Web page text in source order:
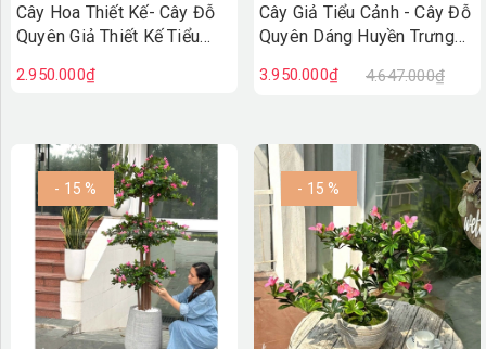
Cây Hoa Thiết Kế- Cây Đỗ
Quyên Giả Thiết Kế Tiểu
(2m)- CC1174
2.950.000₫
Cây Giả Tiểu Cảnh - Cây Đỗ
Quyên Dáng Huyền Trưng
Độc Đáo (220cm)- CC1135
3.950.000₫ 4.647.000₫
- 15 % - 15 %